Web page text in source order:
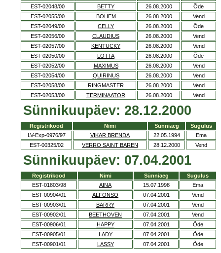
EST-02048/00
BETTY 26.08.2000
Õde
EST-02055/00
BOHEM 26.08.2000
Vend
EST-02049/00
CELLY 26.08.2000
Õde
EST-02056/00
CLAUDIUS 26.08.2000
Vend
EST-02057/00
KENTUCKY 26.08.2000
Vend
EST-02050/00
LOTTA 26.08.2000
Õde
EST-02052/00
MAXIMUS 26.08.2000
Vend
EST-02054/00
QUIRINUS 26.08.2000
Vend
EST-02058/00
RINGMASTER 26.08.2000
Vend
EST-02053/00
TERMINAATOR 26.08.2000 Vend
Sünnikuupäev: 28.12.2000
Registrikood Nimi Sünniaeg
Sugulus
LV-Exp-0976/97
VIKAR BRENDA 22.05.1994
Ema
EST-00325/02
VERRO SAINT BAREN 28.12.2000 Vend
Sünnikuupäev: 07.04.2001
Registrikood Nimi Sünniaeg
Sugulus
EST-01803/98
AINA 15.07.1998
Ema
EST-00904/01
ALFONSO 07.04.2001
Vend
EST-00903/01
BARRY 07.04.2001
Vend
EST-00902/01
BEETHOVEN 07.04.2001
Vend
EST-00906/01
HAPPY 07.04.2001
Õde
EST-00905/01
LADY 07.04.2001
Õde
EST-00901/01
LASSY 07.04.2001 Õde